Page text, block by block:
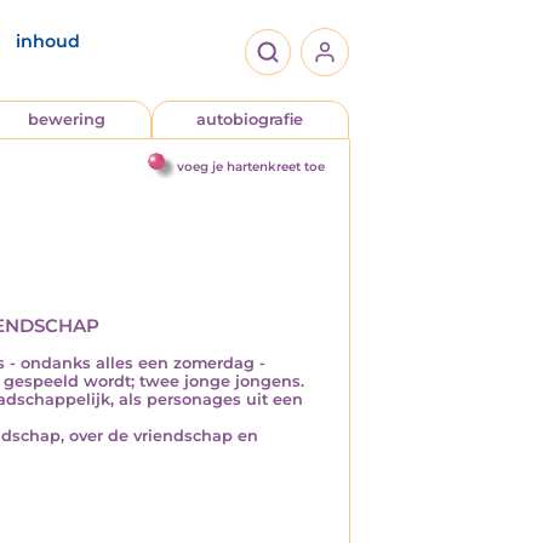
inhoud
bewering autobiografie
voeg je hartenkreet toe
ondanks alles een zomerdag -
wordt; twee jonge jongens.
als personages uit een
over de vriendschap en